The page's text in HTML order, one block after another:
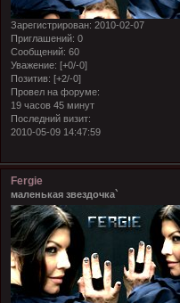
Зарегистрирован: 2010-02-07
Приглашений: 0
Сообщений: 60
Уважение: [+0/-0]
Позитив: [+2/-0]
Провел на форуме:
19 часов 45 минут
Последний визит:
2010-05-09 14:47:59
Fergie
маленькая звездочка`